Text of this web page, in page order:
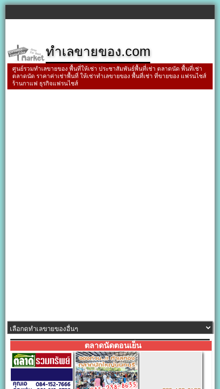
ทำเลขายของ.com
ศูนย์รวมทำเลขายของ พื้นที่ให้เช่า ประชาสัมพันธ์พื้นที่เช่า ตลาดนัด พื้นที่เช่า
ตลาดนัด ราคาค่าเช่าพื้นที่ ให้เช่าทำเลขายของ พื้นที่เช่า ที่ขายของ แฟรนไชส์
ร้านกาแฟ ธุรกิจแฟรนไชส์
ตลาดนัดตอนเย็น